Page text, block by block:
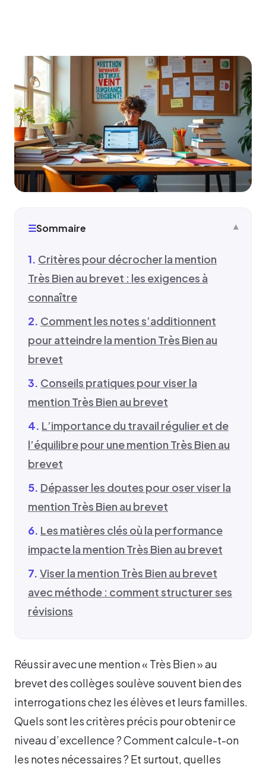
☰Sommaire
Critères pour décrocher la mention
Très Bien au brevet : les exigences à
connaître
Comment les notes s’additionnent
pour atteindre la mention Très Bien au
brevet
Conseils pratiques pour viser la
mention Très Bien au brevet
L’importance du travail régulier et de
l’équilibre pour une mention Très Bien au
brevet
Dépasser les doutes pour oser viser la
mention Très Bien au brevet
Les matières clés où la performance
impacte la mention Très Bien au brevet
Viser la mention Très Bien au brevet
avec méthode : comment structurer ses
révisions
Réussir avec une mention « Très Bien » au
brevet des collèges soulève souvent bien des
interrogations chez les élèves et leurs familles.
Quels sont les critères précis pour obtenir ce
niveau d’excellence ? Comment calcule-t-on
les notes nécessaires ? Et surtout, quelles